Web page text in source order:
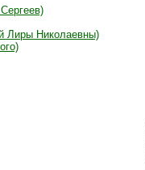
Лиры Николаевны)